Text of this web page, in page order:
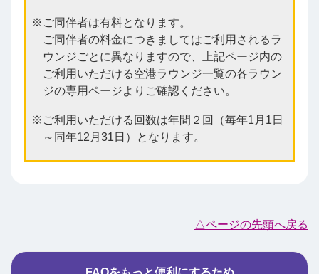
ご同伴者は有料となります。
ご同伴者の料金につきましてはご利用されるラ
ウンジごとに異なりますので、上記ページ内の
ご利用いただける空港ラウンジ一覧の各ラウン
ジの専用ページよりご確認ください。
ご利用いただける回数は年間２回（毎年1月1日
～同年12月31日）となります。
△ページの先頭へ戻る